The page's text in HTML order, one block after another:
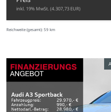
inkl. 19% MwSt. (4.307,73 EUR)
Reichweite (gesamt): 59 km